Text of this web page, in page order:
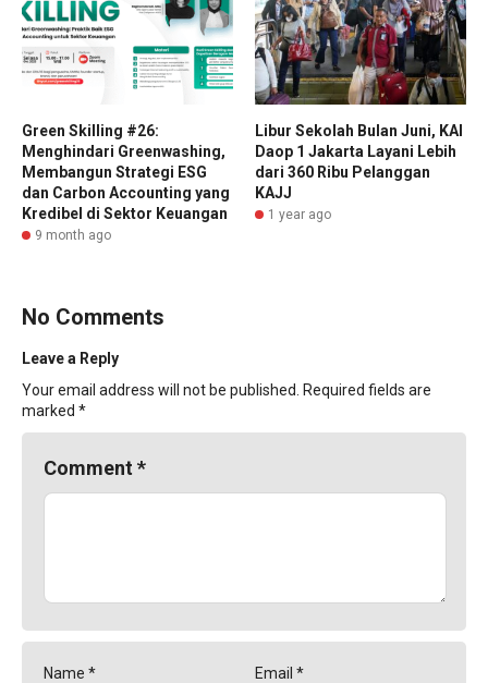
Green Skilling #26:
Menghindari Greenwashing,
Membangun Strategi ESG
dan Carbon Accounting yang
Kredibel di Sektor Keuangan
9 month ago
Libur Sekolah Bulan Juni, KAI
Daop 1 Jakarta Layani Lebih
dari 360 Ribu Pelanggan
KAJJ
1 year ago
No Comments
Leave a Reply
Your email address will not be published.
Required fields are
marked *
Comment *
Name * Email *